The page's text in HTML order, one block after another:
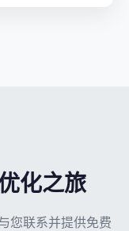
化之旅
您联系并提供免费